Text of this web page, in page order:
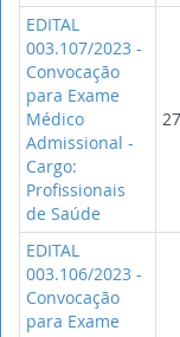
EDITAL
003.107/2023 -
Convocação
para Exame
Médico
Admissional -
Cargo:
Profissionais
de Saúde
EDITAL
003.106/2023 -
Convocação
para Exame